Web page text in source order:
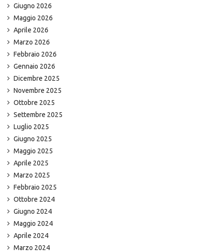
Giugno 2026
Maggio 2026
Aprile 2026
Marzo 2026
Febbraio 2026
Gennaio 2026
Dicembre 2025
Novembre 2025
Ottobre 2025
Settembre 2025
Luglio 2025
Giugno 2025
Maggio 2025
Aprile 2025
Marzo 2025
Febbraio 2025
Ottobre 2024
Giugno 2024
Maggio 2024
Aprile 2024
Marzo 2024